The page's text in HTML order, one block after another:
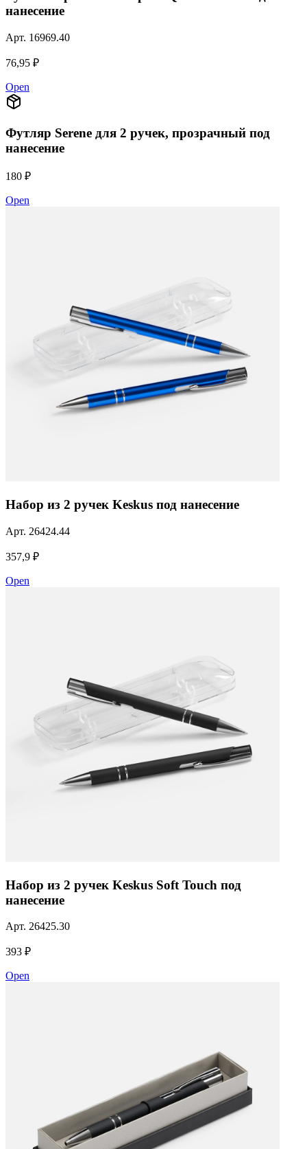
нанесение
Арт. 16969.40
76,95 ₽
Open
Футляр Serene для 2 ручек, прозрачный под
нанесение
180 ₽
Open
Набор из 2 ручек Keskus под нанесение
Арт. 26424.44
357,9 ₽
Open
Набор из 2 ручек Keskus Soft Touch под
нанесение
Арт. 26425.30
393 ₽
Open